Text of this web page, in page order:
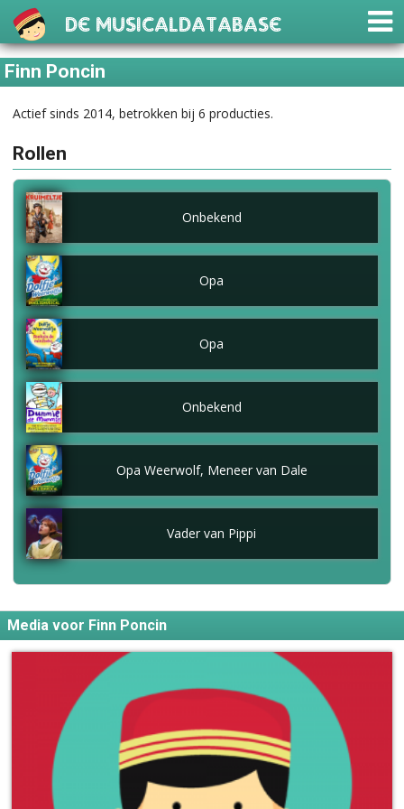
De Musicaldatabase
Finn Poncin
Actief sinds 2014, betrokken bij 6 producties.
Rollen
Onbekend
Opa
Opa
Onbekend
Opa Weerwolf, Meneer van Dale
Vader van Pippi
Media voor Finn Poncin